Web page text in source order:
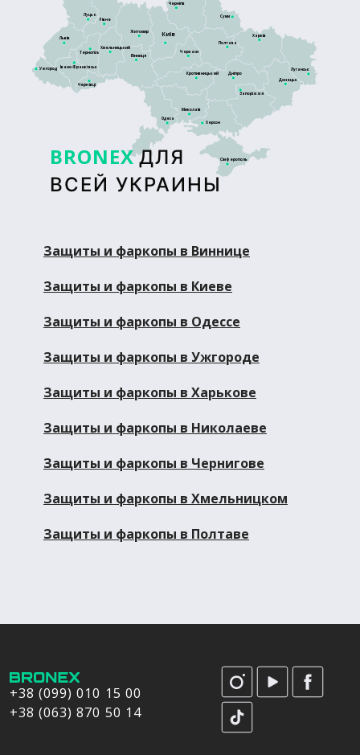
BRONEX ДЛЯ
ВСЕЙ УКРАИНЫ
Сімферополь
Луцьк
Київ
Житомир
Тернопіль
Рівне
Львів
Дніпро
Кропивницький
Харків
Полтава
Черкаси
Суми
Чернігів
Запоріжжя
Херсон
Донецьк
Луганськ
Ужгород
Чернівці
Вінниця
Хмельницький
Івано-Франківськ
Миколаїв
Одеса
Защиты и фаркопы в Виннице
Защиты и фаркопы в Киеве
Защиты и фаркопы в Одессе
Защиты и фаркопы в Ужгороде
Защиты и фаркопы в Харькове
Защиты и фаркопы в Николаеве
Защиты и фаркопы в Чернигове
Защиты и фаркопы в Хмельницком
Защиты и фаркопы в Полтаве
+38 (099) 010 15 00
+38 (063) 870 50 14